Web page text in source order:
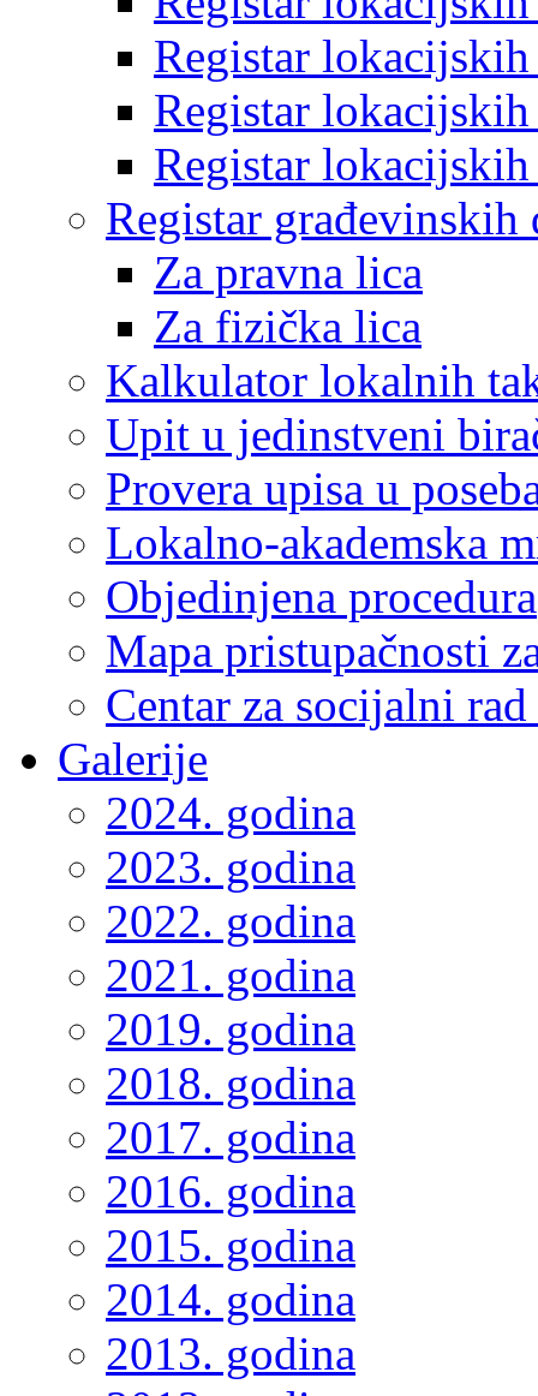
Registar
Registar
Registar
Registar građevinskih
Za pravna lica
Za fizička lica
Kalkulator lokalnih
Upit u jedinstveni
Provera upisa u
Lokalno-akademska
Objedinjena procedura
Mapa pristupačnosti
Centar za socijalni
Galerije
2024. godina
2023. godina
2022. godina
2021. godina
2019. godina
2018. godina
2017. godina
2016. godina
2015. godina
2014. godina
2013. godina